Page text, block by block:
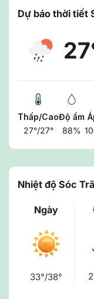
Dự báo thời tiết
Thấp/Cao
27°/27°
Độ ẩm
88%
Nhiệt độ Sóc
Ngày
33°/38°